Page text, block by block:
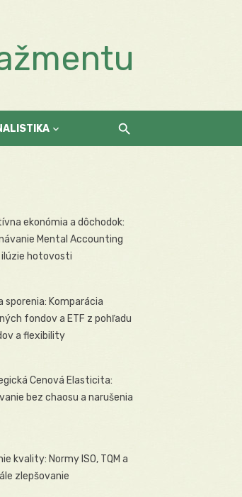
ekonómia a dôchodok:
Mental Accounting
ilúzie hotovosti
sporenia: Komparácia
fondov a ETF z pohľadu
a flexibility
Cenová Elasticita:
bez chaosu a narušenia
kvality: Normy ISO, TQM a
zlepšovanie